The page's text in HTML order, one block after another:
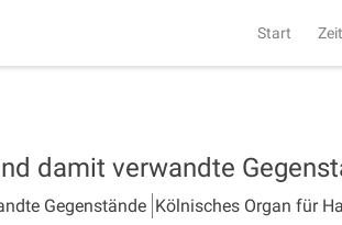
Start
damit verwandte
Gegenstände Kölnisches Organ für